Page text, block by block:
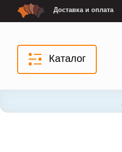
Доставка и оплата
Каталог